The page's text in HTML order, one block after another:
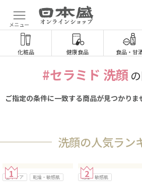
メニュー
化粧品 健康食品 食品・ 甘
#セラミド 洗顔
ご指定の条件に一致する商品が見つかりま
洗顔の人気ラン
基本ケア 乾燥・敏感肌
乾燥・敏感肌